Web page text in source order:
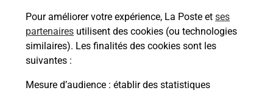
Pour améliorer votre expérience, La Poste et ses
partenaires utilisent des cookies (ou technologies
similaires). Les finalités des cookies sont les
suivantes :
Mesure d’audience : établir des statistiques
La téléassistance classique avec
médaillon d’alarme qu’est ce que
c’est ?